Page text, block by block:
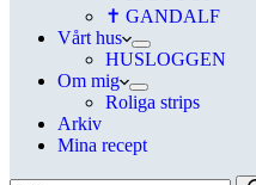
✝ GANDALF
Vårt hus
HUSLOGGEN
Om mig
Roliga strips
Arkiv
Mina recept